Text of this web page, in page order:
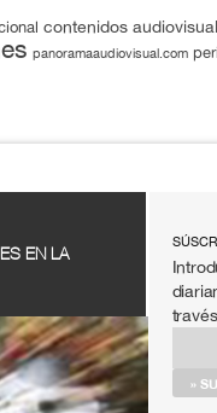
contenidos
panoramaaudiovisual.com
EN LA